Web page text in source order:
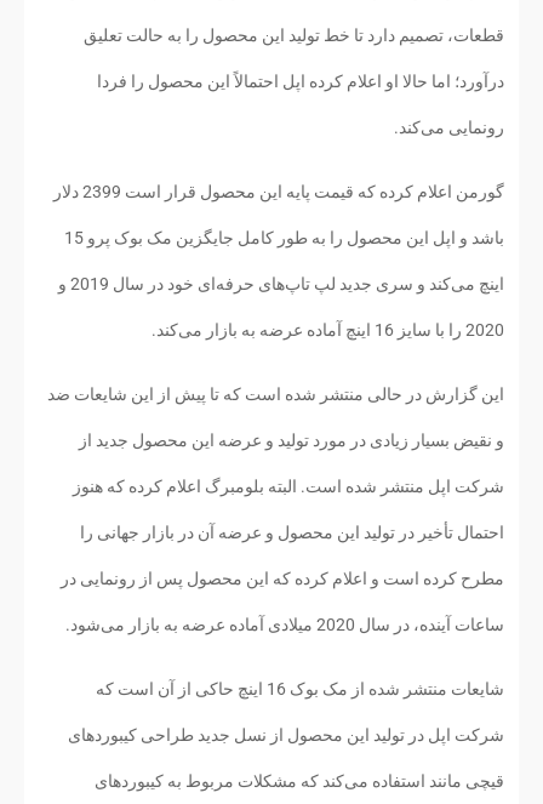
قطعات، تصمیم دارد تا خط تولید این محصول را به حالت تعلیق
درآورد؛ اما حالا او اعلام کرده اپل احتمالاً این محصول را فردا
رونمایی می‌کند.
گورمن اعلام کرده که قیمت پایه این محصول قرار است 2399 دلار
باشد و اپل این محصول را به طور کامل جایگزین مک بوک پرو 15
اینچ می‌کند و سری جدید لپ تاپ‌های حرفه‌ای خود در سال 2019 و
2020 را با سایز 16 اینچ آماده عرضه به بازار می‌کند.
این گزارش در حالی منتشر شده است که تا پیش از این شایعات ضد
و نقیض بسیار زیادی در مورد تولید و عرضه این محصول جدید از
شرکت اپل منتشر شده است. البته بلومبرگ اعلام کرده که هنوز
احتمال تأخیر در تولید این محصول و عرضه آن در بازار جهانی را
مطرح کرده است و اعلام کرده که این محصول پس از رونمایی در
ساعات آینده، در سال 2020 میلادی آماده عرضه به بازار می‌شود.
شایعات منتشر شده از مک بوک 16 اینچ حاکی از آن است که
شرکت اپل در تولید این محصول از نسل جدید طراحی کیبوردهای
قیچی مانند استفاده می‌کند که مشکلات مربوط به کیبوردهای